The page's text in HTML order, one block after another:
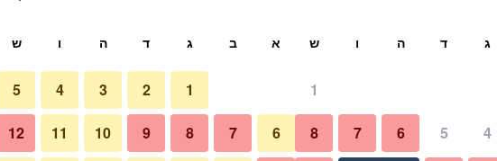
ג ד ה ו ש
1
4
5
6
7
8
א ב ג ד ה ו ש
1
2
3
4
5
6
7
8
9
10
11
12